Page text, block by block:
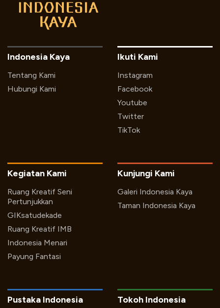
Indonesia Kaya
Tentang Kami
Hubungi Kami
Ikuti Kami
Instagram
Facebook
Youtube
Twitter
TikTok
Kegiatan Kami
Ruang Kreatif Seni
Pertunjukkan
GIKsatudekade
Ruang Kreatif IMB
Indonesia Menari
Payung Fantasi
Kunjungi Kami
Galeri Indonesia Kaya
Taman Indonesia Kaya
Pustaka Indonesia Tokoh Indonesia